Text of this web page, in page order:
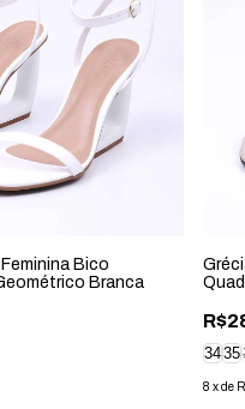
Bico
Branca
3435
8 xde